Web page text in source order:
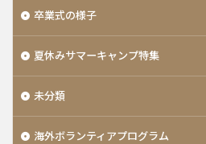
卒業式の様子
夏休みサマーキャンプ特集
未分類
海外ボランティアプログラム